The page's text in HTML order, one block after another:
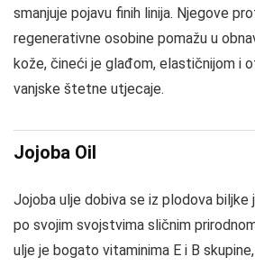
smanjuje pojavu finih linija. Njegove
regenerativne osobine pomažu u
kože, čineći je glađom, elastičnijom i
vanjske štetne utjecaje.
Jojoba Oil
Jojoba ulje dobiva se iz plodova biljke
po svojim svojstvima sličnim
ulje je bogato vitaminima E i B